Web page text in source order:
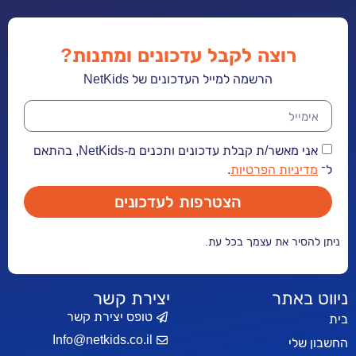
ניווט באתר
בית
החשבון שלי
רוצה לקבל עדכונים ומתנות?
הרשמה למייל העדכונים של NetKids
אני מאשר/ת קבלת עדכונים ותכנים מ-NetKids, בהתאם
ל־ מדיניות הפרטיות.
הצטרפות לעדכונים
ניתן להסיר את עצמך בכל עת.
יצירת קשר
טופס יצירת קשר
Info@netkids.co.il